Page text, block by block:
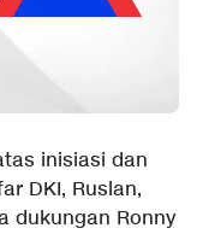
inisiasi dan
DKI, Ruslan,
dukungan Ronny